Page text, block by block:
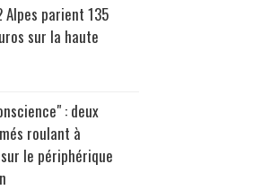
Alpes parient 135
sur la haute
: deux
roulant à
le périphérique